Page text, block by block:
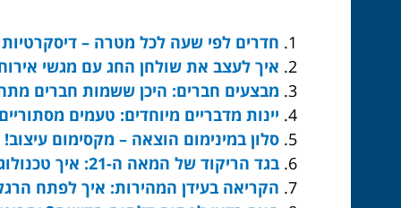
חדרים לפי שעה לכל מטרה –
איך לעצב את שולחן החג עם מגשי אירוח
מבצעים חברים: היכן ששמות חברים
יינות מדבריים מיוחדים: טעמים
סלון במינימום הוצאה – מקסימום עיצוב!
בגד הריקוד של המאה ה-21: איך טכנולוגיה משנה את פני המופע?
הקריאה בעידן המהירות: איך לפתח